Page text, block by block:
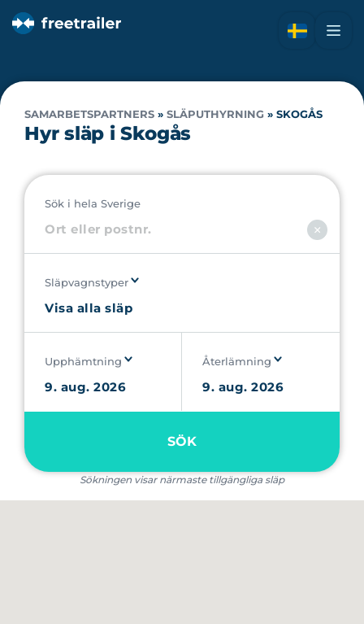
SAMARBETSPARTNERS » SLÄPUTHYRNING » SKOGÅS
Hyr släp i Skogås
Sök i hela Sverige
Släpvagnstyper
Upphämtning Återlämning
SÖK
Sökningen visar närmaste tillgängliga släp